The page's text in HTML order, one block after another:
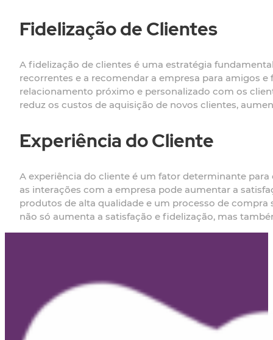
Fidelização de Clientes
A fidelização de clientes é uma estratégia
recorrentes e a recomendar a empresa para amigos
relacionamento próximo e personalizado com os
reduz os custos de aquisição de novos clientes,
Experiência do Cliente
A experiência do cliente é um fator determinante
as interações com a empresa pode aumentar a
produtos de alta qualidade e um processo de
não só aumenta a satisfação e fidelização, mas